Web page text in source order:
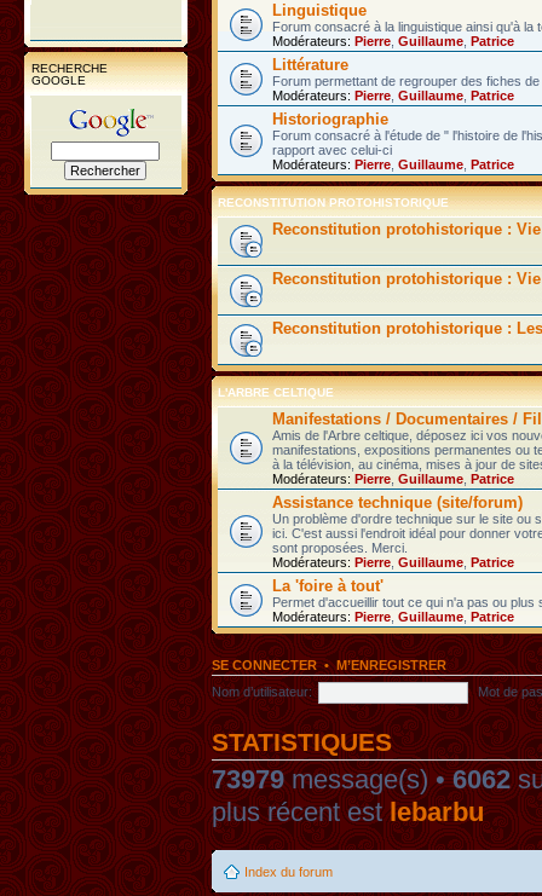
RECHERCHE
GOOGLE
Linguistique
Forum consacré à la linguistique ainsi qu'à la
Modérateurs: Pierre Guillaume Patrice
Littérature
Forum permettant de regrouper des fiches
Modérateurs: Pierre Guillaume Patrice
Historiographie
Forum consacré à l'étude de " l'histoire de
rapport avec celui-ci
Modérateurs: Pierre Guillaume Patrice
RECONSTITUTION PROTOHISTORIQUE
Reconstitution protohistorique :
Reconstitution protohistorique :
Reconstitution protohistorique :
L'ARBRE CELTIQUE
Manifestations / Documentaires /
Amis de l'Arbre celtique, déposez ici vos
manifestations, expositions permanentes ou
à la télévision, au cinéma, mises à jour de
Modérateurs: Pierre Guillaume Patrice
Assistance technique (site/forum)
Un problème d'ordre technique sur le site ou
ici. C'est aussi l'endroit idéal pour donner
sont proposées. Merci.
Modérateurs: Pierre Guillaume Patrice
La 'foire à tout'
Permet d'accueillir tout ce qui n'a pas ou
Modérateurs: Pierre Guillaume Patrice
SE CONNECTER•M’ENREGISTRER
Nom d’utilisateur:
Mot de
STATISTIQUES
73979message(s) •6062
plus récent estlebarbu
Index du forum